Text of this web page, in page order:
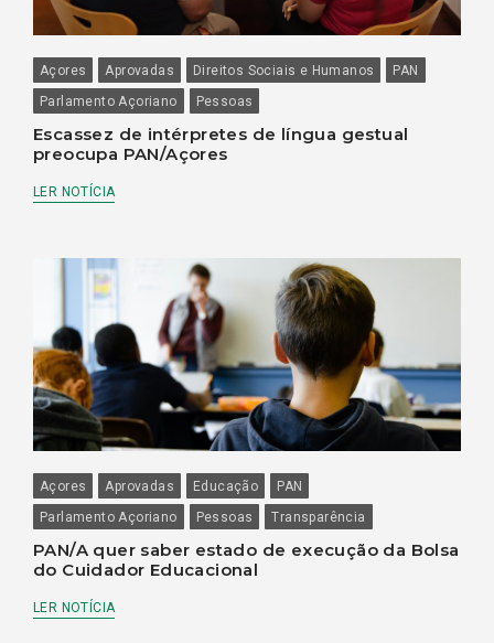
Açores Aprovadas Direitos Sociais e Humanos
PAN
Parlamento Açoriano
Pessoas
Escassez de intérpretes de língua gestual
preocupa PAN/Açores
LER NOTÍCIA
Açores Aprovadas Educação
PAN
Parlamento Açoriano
Pessoas Transparência
PAN/A quer saber estado de execução da Bolsa
do Cuidador Educacional
LER NOTÍCIA